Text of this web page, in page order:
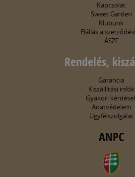
Kapcsolat
Sweet Garden
Klubunk
Elállás a
ÁSZF
Rendelés,
Garancia
Kiszállítási infók
Gyakori
Adatvédelem
Ügyfélszolgálat
ANPC